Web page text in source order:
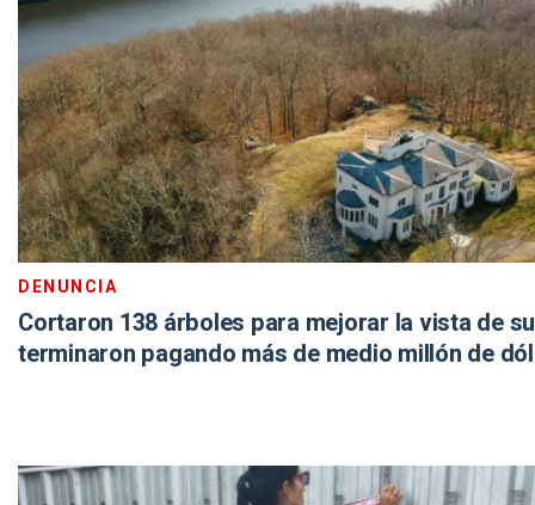
DENUNCIA
Cortaron 138 árboles para mejorar la vista de
terminaron pagando más de medio millón de